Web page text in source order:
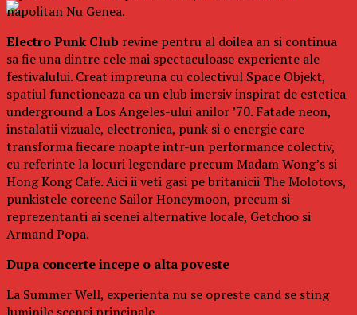
napolitan Nu Genea.
Electro Punk Club revine pentru al doilea an si continua
sa fie una dintre cele mai spectaculoase experiente ale
festivalului. Creat impreuna cu colectivul Space Objekt,
spatiul functioneaza ca un club imersiv inspirat de estetica
underground a Los Angeles-ului anilor ’70. Fatade neon,
instalatii vizuale, electronica, punk si o energie care
transforma fiecare noapte intr-un performance colectiv,
cu referinte la locuri legendare precum Madam Wong’s si
Hong Kong Cafe. Aici ii veti gasi pe britanicii The Molotovs,
punkistele coreene Sailor Honeymoon, precum si
reprezentanti ai scenei alternative locale, Getchoo si
Armand Popa.
Dupa concerte incepe o alta poveste
La Summer Well, experienta nu se opreste cand se sting
luminile scenei principale.